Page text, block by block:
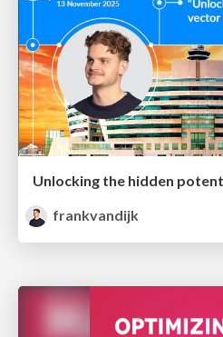
frankvandijk